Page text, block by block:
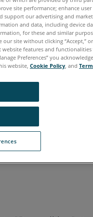
site performance; enhance user
support our advertising and
and data, including device
for these and similar
site without clicking “Accept,”
website features and
Preferences” you
website, Cookie Policy , and